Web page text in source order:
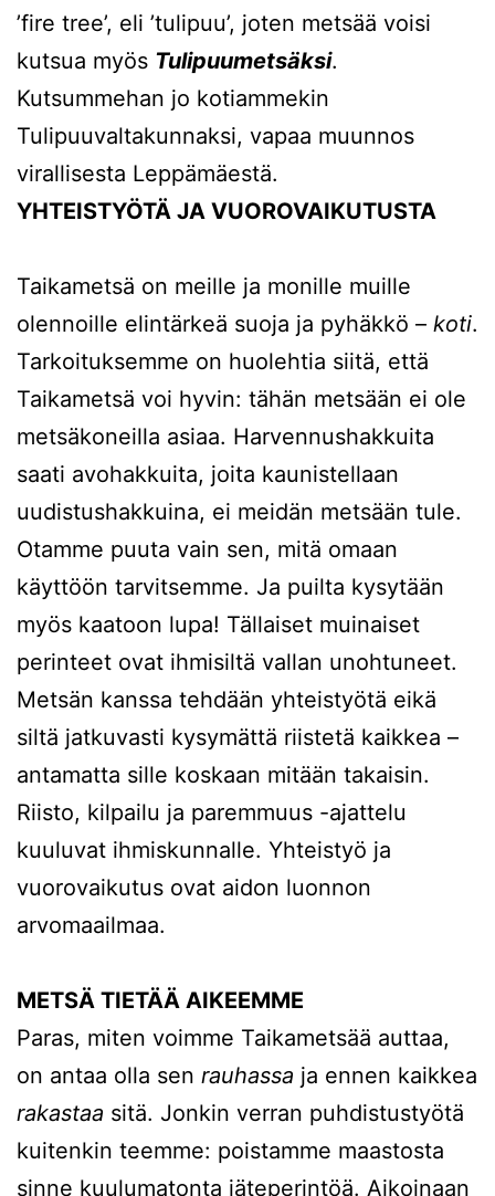
’fire tree’, eli ’tulipuu’, joten metsää voisi
kutsua myös Tulipuumetsäksi.
Kutsummehan jo kotiammekin
Tulipuuvaltakunnaksi, vapaa muunnos
virallisesta Leppämäestä.
YHTEISTYÖTÄ JA VUOROVAIKUTUSTA
Taikametsä on meille ja monille muille
olennoille elintärkeä suoja ja pyhäkkö – koti.
Tarkoituksemme on huolehtia siitä, että
Taikametsä voi hyvin: tähän metsään ei ole
metsäkoneilla asiaa. Harvennushakkuita
saati avohakkuita, joita kaunistellaan
uudistushakkuina, ei meidän metsään tule.
Otamme puuta vain sen, mitä omaan
käyttöön tarvitsemme. Ja puilta kysytään
myös kaatoon lupa! Tällaiset muinaiset
perinteet ovat ihmisiltä vallan unohtuneet.
Metsän kanssa tehdään yhteistyötä eikä
siltä jatkuvasti kysymättä riistetä kaikkea –
antamatta sille koskaan mitään takaisin.
Riisto, kilpailu ja paremmuus -ajattelu
kuuluvat ihmiskunnalle. Yhteistyö ja
vuorovaikutus ovat aidon luonnon
arvomaailmaa.
METSÄ TIETÄÄ AIKEEMME
Paras, miten voimme Taikametsää auttaa,
on antaa olla sen rauhassa ja ennen kaikkea
rakastaa sitä. Jonkin verran puhdistustyötä
kuitenkin teemme: poistamme maastosta
sinne kuulumatonta jäteperintöä. Aikoinaan